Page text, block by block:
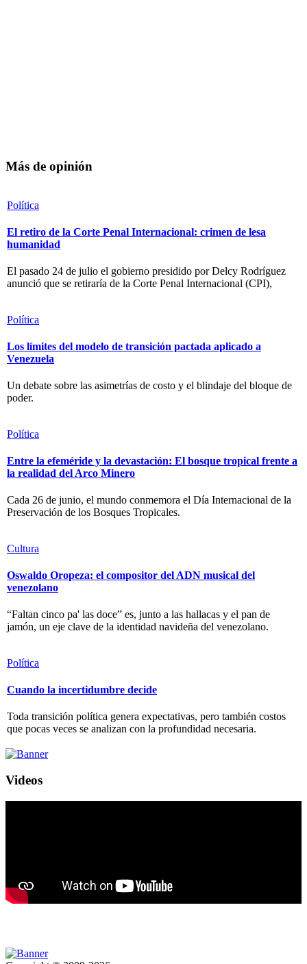
Más de opinión
Política
El retiro de la Corte Penal Internacional: crimen de lesa
humanidad
El pasado 24 de julio el gobierno presidido por Delcy Rodríguez
anunció que se retiraría de la Corte Penal Internacional (CPI),
Política
Los límites del modelo de transición pactada aplicado a
Venezuela
Un debate sobre las asimetrías de costo y el blindaje del bloque de
poder.
Política
Entre la efeméride y la devastación: El bosque tropical frente a
la realidad del Arco Minero
Cada 26 de junio, el mundo conmemora el Día Internacional de la
Preservación de los Bosques Tropicales.
Cultura
Oswaldo Oropeza: el compositor del ADN musical del
venezolano
“Faltan cinco pa' las doce” es, junto a las hallacas y el pan de
jamón, un eje clave de la identidad navideña del venezolano.
Política
Cuando la incertidumbre decide
Toda transición política genera expectativas, pero también costos
que pocas veces se analizan con la profundidad necesaria.
Videos